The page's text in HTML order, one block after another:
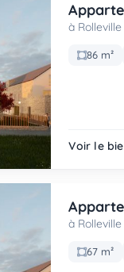
à Rolleville
86 m²
Voir le
à Rolleville
67 m²